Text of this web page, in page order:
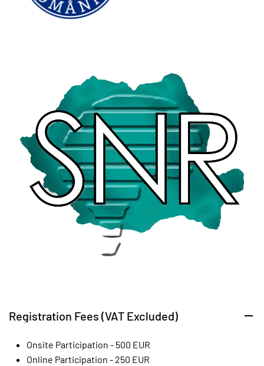
Registration Fees (VAT Excluded)
Onsite Participation - 500 EUR
Online Participation - 250 EUR